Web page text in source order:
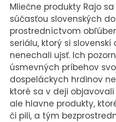
Mliečne produkty Rajo
súčasťou slovenských
prostredníctvom
seriálu, ktorý si
nenechali ujsť. Ich
úsmevných príbehov
dospeláckych hrdinov
ktoré sa v deji
ale hlavne produkty,
či pili, a tým